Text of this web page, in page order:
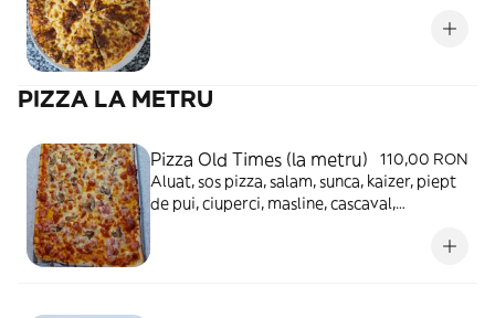
PIZZA LA METRU
Pizza Old Times (la metru)
110,00 RON
Aluat, sos pizza, salam, sunca, kaizer, piept
de pui, ciuperci, masline, cascaval,